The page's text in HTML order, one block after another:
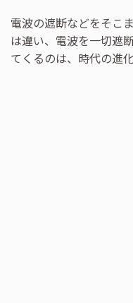
電波の遮断などをそこ
は違い、電波を一切遮
てくるのは、時代の進